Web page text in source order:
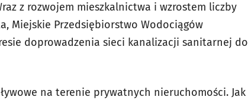
z rozwojem mieszkalnictwa i wzrostem liczby
Miejskie Przedsiębiorstwo Wodociągów
doprowadzenia sieci kanalizacji sanitarnej do
na terenie prywatnych nieruchomości. Jak